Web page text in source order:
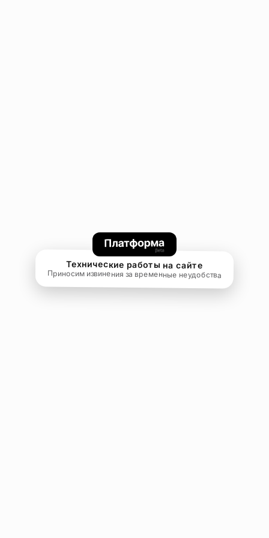
Технические работы на сайте
Приносим извинения за временные неудобства